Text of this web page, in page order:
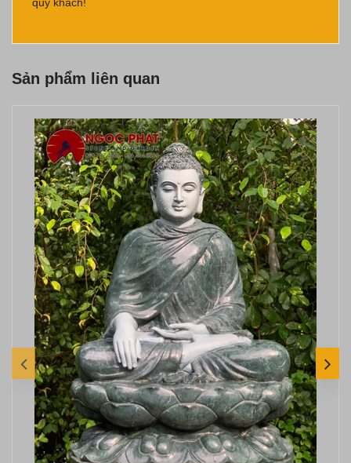
Sản phẩm liên quan